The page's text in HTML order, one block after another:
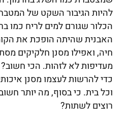
להיות הגיבור השקט של
הכלור שגורם למים לריח כמו
האבנית שהיתה הופכת את
חיה, ואפילו מסנן חלקיקים
מעדיפות לא לזהות. הכי חשוב?
כדי להרשות לעצמו מסנן
וכל בית. כי בסוף, מה יותר
רוצים לשתות?